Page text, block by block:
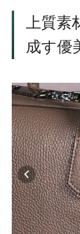
上質素
成す優